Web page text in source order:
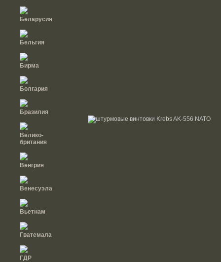
Беларусия
Бельгия
Бирма
Болгария
Бразилия
Велико-
британия
Венгрия
Венесуэла
Вьетнам
Гватемала
ГДР